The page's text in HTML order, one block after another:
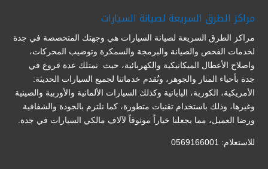
مراكز الطرق السريعة لصيانة السيارات
مراكز الطرق السريعة لصيانة السيارات هي وجهتك المتخصصة في جدة
لخدمات الفحص والصيانة والبرمجة والسمكرة وتوضيب المحركات،
واصلاح الأعطال الميكانيكية والكهربائية، حيث نمتلك عدة فروع في
جدة بأحياء المنار والجوهر، ونُقدم خدماتنا لجميع السيارات الحديثة:
الأمريكية، الكورية، اليابانية وكذلك السيارات الألمانية والأوربية والصينية
وغيرها، وذلك باستخدام تقنيات متطورة، كما نلتزم بالجودة والشفافية
ورضا العميل، مما يجعلنا خياراً موثوقاً لآلاف مالكي السيارات في جدة.
للاستعلام: 0569166001